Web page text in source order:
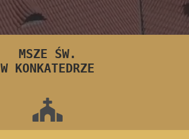
MSZE ŚW.
W KONKATEDRZE